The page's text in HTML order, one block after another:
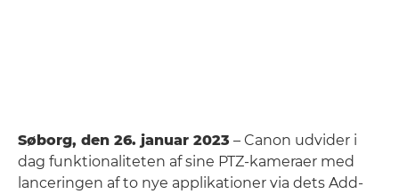
Søborg, den 26. januar 2023 – Canon udvider i
dag funktionaliteten af sine PTZ-kameraer med
lanceringen af to nye applikationer via dets Add-